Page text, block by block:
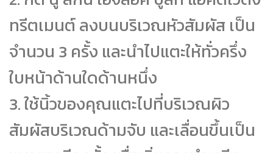
ทรีตเมนต์ ลงบนบริเวณหัวสัมผัส เป็น
จำนวน 3 ครั้ง และนำไปแตะให้ทั่วครึ่ง
ใบหน้าด้านใดด้านหนึ่ง
3.ใช้นิ้วของคุณแตะไปที่บริเวณผิว
สัมผัสบริเวณด้ามจับ และเลื่อนขึ้นเป็น